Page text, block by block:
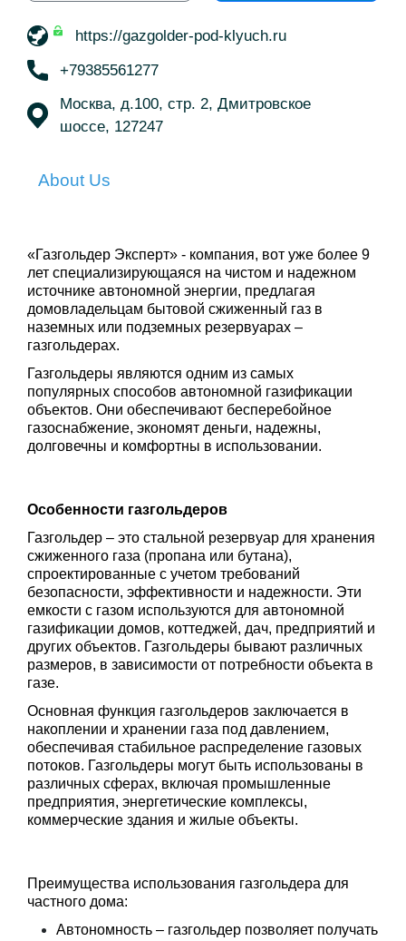
https://gazgolder-pod-klyuch.ru
+79385561277
Москва, д.100, стр. 2, Дмитровское
шоссе, 127247
About Us
«Газгольдер Эксперт» - компания, вот уже более 9
лет специализирующаяся на чистом и надежном
источнике автономной энергии, предлагая
домовладельцам бытовой сжиженный газ в
наземных или подземных резервуарах –
газгольдерах.
Газгольдеры являются одним из самых
популярных способов автономной газификации
объектов. Они обеспечивают бесперебойное
газоснабжение, экономят деньги, надежны,
долговечны и комфортны в использовании.
Особенности газгольдеров
Газгольдер – это стальной резервуар для хранения
сжиженного газа (пропана или бутана),
спроектированные с учетом требований
безопасности, эффективности и надежности. Эти
емкости с газом используются для автономной
газификации домов, коттеджей, дач, предприятий и
других объектов. Газгольдеры бывают различных
размеров, в зависимости от потребности объекта в
газе.
Основная функция газгольдеров заключается в
накоплении и хранении газа под давлением,
обеспечивая стабильное распределение газовых
потоков. Газгольдеры могут быть использованы в
различных сферах, включая промышленные
предприятия, энергетические комплексы,
коммерческие здания и жилые объекты.
Преимущества использования газгольдера для
частного дома:
Автономность – газгольдер позволяет получать